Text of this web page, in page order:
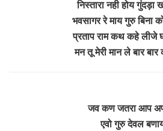
निस्तारा नही होय गुंदड़ा
भवसागर रे माय गुरु बिना
प्रताप राम कथ कहे लीजे
मन तू मेरी मान ले बार
जव कण जतरा आप
एवो गुरु देवल